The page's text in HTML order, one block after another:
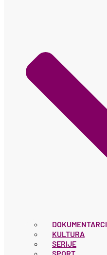
DOKUMENTARCI
KULTURA
SERIJE